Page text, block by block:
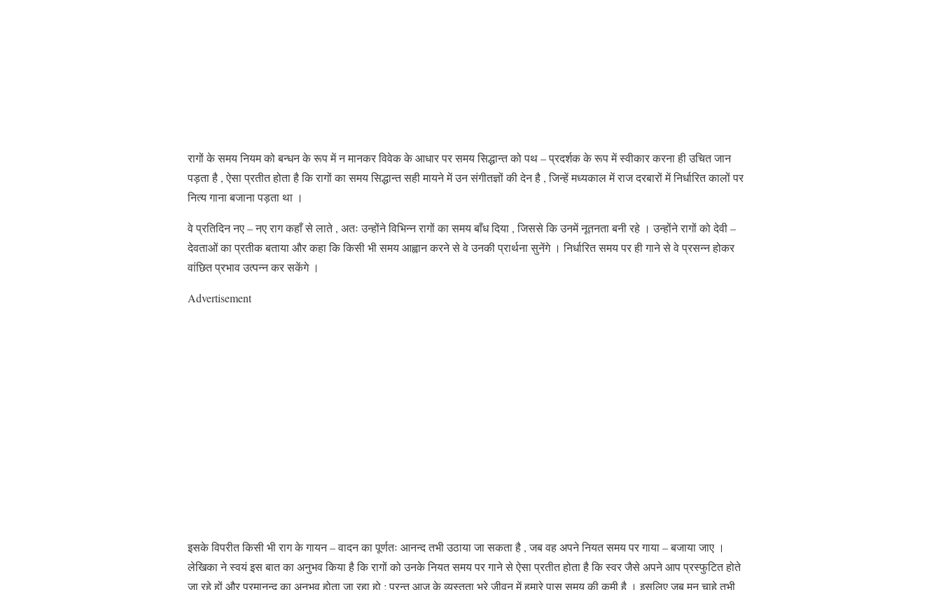
रागों के समय नियम को बन्धन के रूप में न मानकर विवेक के आधार पर समय सिद्धान्त को पथ – प्रदर्शक के रूप में स्वीकार करना ही उचित जान
पड़ता है , ऐसा प्रतीत होता है कि रागों का समय सिद्धान्त सही मायने में उन संगीतज्ञों की देन है , जिन्हें मध्यकाल में राज दरबारों में निर्धारित कालों पर
नित्य गाना बजाना पड़ता था ।
वे प्रतिदिन नए – नए राग कहाँ से लाते , अतः उन्होंने विभिन्न रागों का समय बाँध दिया , जिससे कि उनमें नूतनता बनी रहे । उन्होंने रागों को देवी –
देवताओं का प्रतीक बताया और कहा कि किसी भी समय आह्वान करने से वे उनकी प्रार्थना सुनेंगे । निर्धारित समय पर ही गाने से वे प्रसन्न होकर
वांछित प्रभाव उत्पन्न कर सकेंगे ।
Advertisement
इसके विपरीत किसी भी राग के गायन – वादन का पूर्णतः आनन्द तभी उठाया जा सकता है , जब वह अपने नियत समय पर गाया – बजाया जाए ।
लेखिका ने स्वयं इस बात का अनुभव किया है कि रागों को उनके नियत समय पर गाने से ऐसा प्रतीत होता है कि स्वर जैसे अपने आप प्रस्फुटित होते
जा रहे हों और परमानन्द का अनुभव होता जा रहा हो ; परन्तु आज के व्यस्तता भरे जीवन में हमारे पास समय की कमी है । इसलिए जब मन चाहे तभी